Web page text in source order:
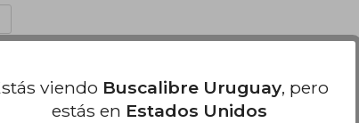
de Agosto, 2020
rápida y antes de lo previsto.
viendo Buscalibre Uruguay, pero
estás en Estados Unidos